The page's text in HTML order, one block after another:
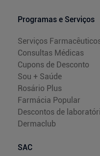
Programas e Serviços
Serviços
Consultas Médicas
Cupons de Desconto
Sou + Saúde
Rosário Plus
Farmácia Popular
Descontos de
Dermaclub
SAC